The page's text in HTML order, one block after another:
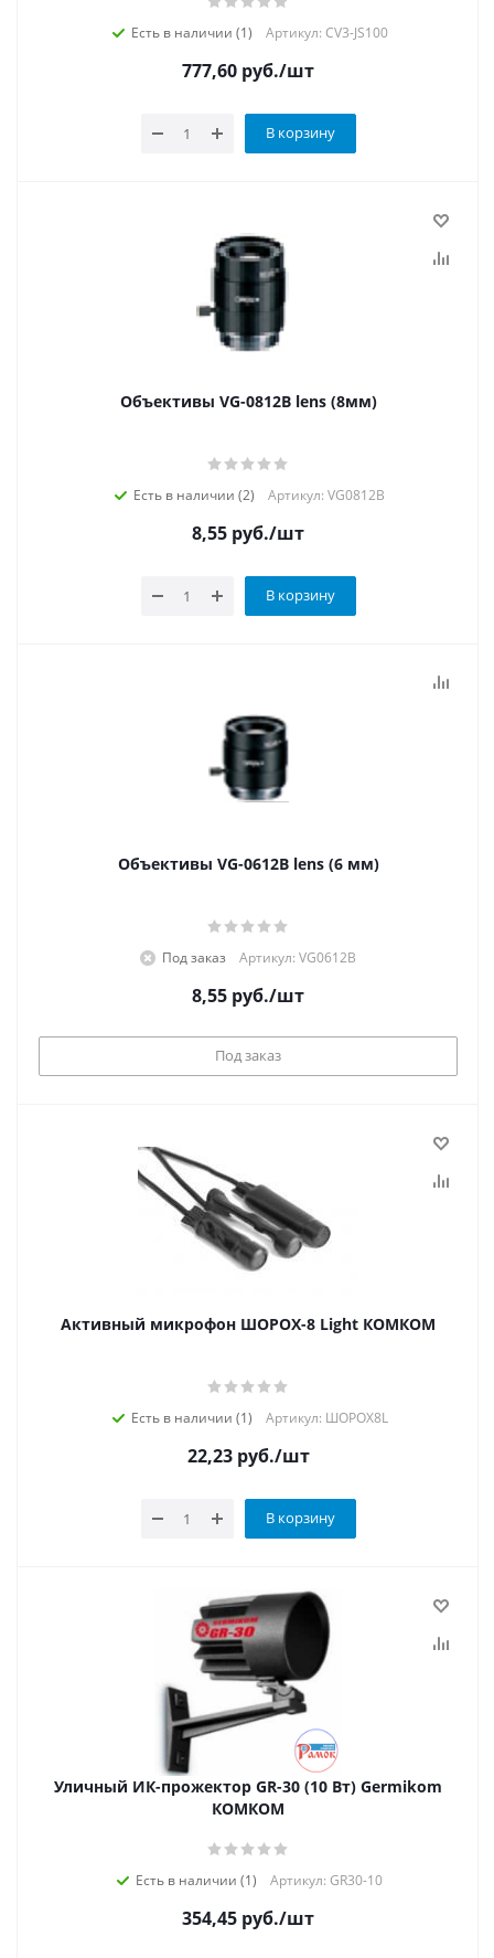
Есть в наличии (1) Артикул: CV3-JS100
777,60 руб./шт
В корзину
Объективы VG-0812B lens (8мм)
Есть в наличии (2) Артикул: VG0812B
8,55 руб./шт
В корзину
Объективы VG-0612B lens (6 мм)
Под заказ Артикул: VG0612B
8,55 руб./шт
Под заказ
Активный микрофон ШОРОХ-8 Light КОМКОМ
Есть в наличии (1) Артикул: ШОРОХ8L
22,23руб./шт
В корзину
Уличный ИК-прожектор GR-30 (10 Вт) Germikom
КОМКОМ
Есть в наличии (1) Артикул: GR30-10
354,45 руб./шт